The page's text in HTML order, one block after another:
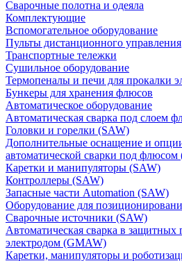
Сварочные полотна и одеяла
Комплектующие
Вспомогательное оборудование
Пульты дистанционного управления
Транспортные тележки
Сушильное оборудование
Термопеналы и печи для прокалки
Бункеры для хранения флюсов
Автоматическое оборудование
Автоматическая сварка под слоем
Головки и горелки (SAW)
Дополнительные оснащение и
автоматической сварки под флюсом
Каретки и манипуляторы (SAW)
Контроллеры (SAW)
Запасные части Automation (SAW)
Оборудование для
Сварочные источники (SAW)
Автоматическая сварка в защитных
электродом (GMAW)
Каретки, манипуляторы и